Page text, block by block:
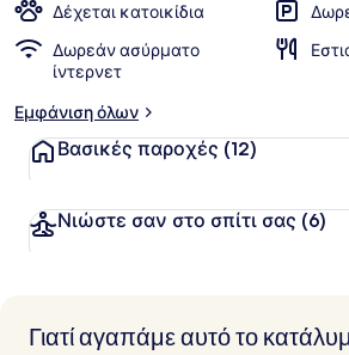
Δέχεται κατοικίδια
Δωρεάν ασύρματο
ίντερνετ
Εμφάνιση όλων
Βασικές παροχές (12)
Νιώστε σαν στο σπίτι σας (6)
Γιατί αγαπάμε αυτό το